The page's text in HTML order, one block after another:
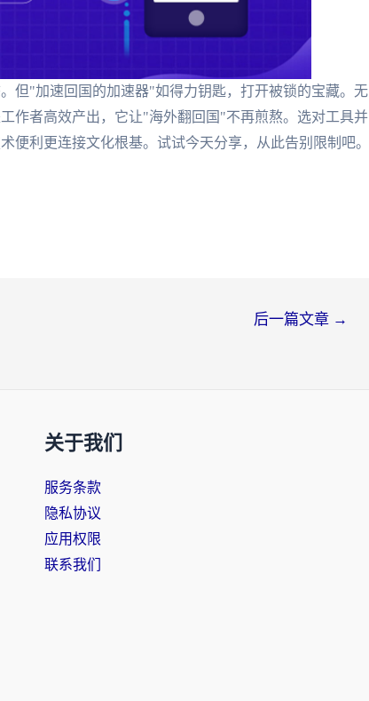
但"加速回国的加速器"如得力钥匙，打开被锁的宝藏。无
作者高效产出，它让"海外翻回国"不再煎熬。选对工具并
利更连接文化根基。试试今天分享，从此告别限制吧。
后一篇文章 →
关于我们
服务条款
隐私协议
应用权限
联系我们